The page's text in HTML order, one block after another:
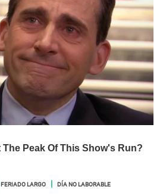
FERIADO LARGO DÍA NO LABORABLE